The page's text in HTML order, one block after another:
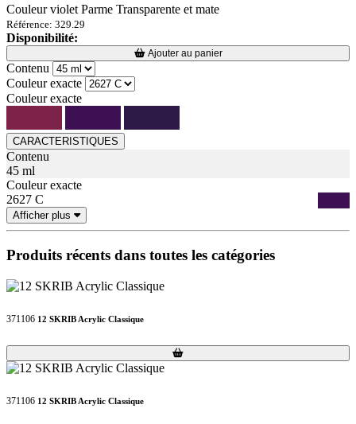
Couleur violet Parme Transparente et mate
Référence: 329.29
Disponibilité:
Loading...
Loading... Ajouter au panier
Contenu
Couleur exacte
Couleur exacte
CARACTERISTIQUES
Contenu
45 ml
Couleur exacte
2627 C
Afficher plus
Produits récents dans toutes les catégories
371106 12 SKRIB Acrylic Classique
Loading...
Loading...
371106 12 SKRIB Acrylic Classique